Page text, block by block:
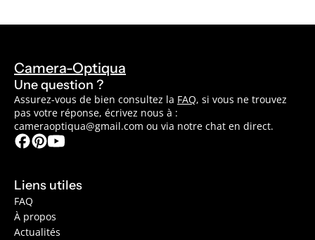
Camera-Optiqua
Une question ?
Assurez-vous de bien consultez la FAQ, si vous ne trouvez
pas votre réponse, écrivez nous à :
cameraoptiqua@gmail.com ou via notre chat en direct.
Liens utiles
FAQ
À propos
Actualités